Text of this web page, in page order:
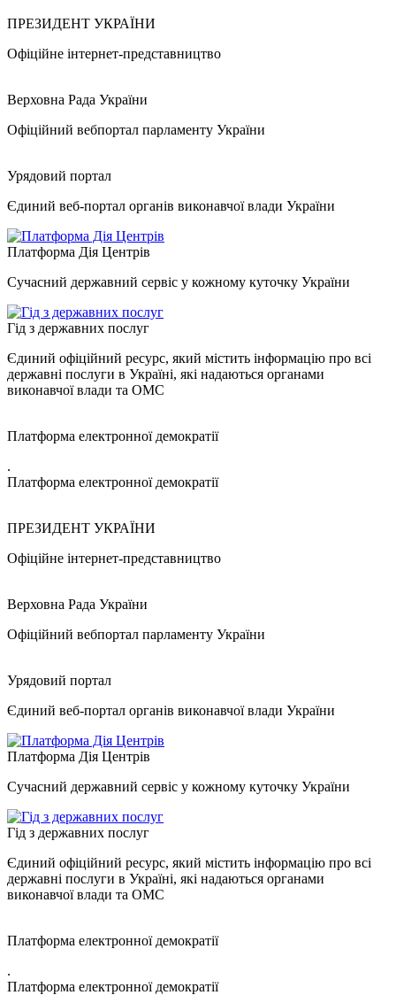
ПРЕЗИДЕНТ УКРАЇНИ
Офіційне інтернет-представництво
Верховна Рада України
Офіційний вебпортал парламенту України
Урядовий портал
Єдиний веб-портал органів виконавчої влади України
Платформа Дія Центрів
Сучасний державний сервіс у кожному куточку України
Гід з державних послуг
Єдиний офіційний ресурс, який містить інформацію про всі
державні послуги в Україні, які надаються органами
виконавчої влади та ОМС
Платформа електронної демократії
.
Платформа електронної демократії
ПРЕЗИДЕНТ УКРАЇНИ
Офіційне інтернет-представництво
Верховна Рада України
Офіційний вебпортал парламенту України
Урядовий портал
Єдиний веб-портал органів виконавчої влади України
Платформа Дія Центрів
Сучасний державний сервіс у кожному куточку України
Гід з державних послуг
Єдиний офіційний ресурс, який містить інформацію про всі
державні послуги в Україні, які надаються органами
виконавчої влади та ОМС
Платформа електронної демократії
.
Платформа електронної демократії